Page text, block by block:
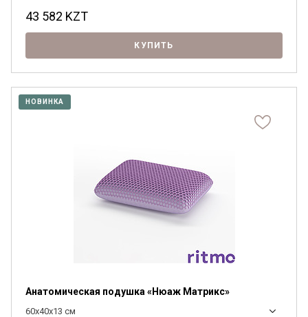
43 582 KZT
КУПИТЬ
НОВИНКА
Анатомическая подушка «Нюаж Матрикс»
60x40x13 см